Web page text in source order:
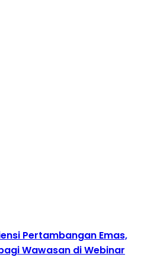
Pertambangan Emas,
Wawasan di Webinar